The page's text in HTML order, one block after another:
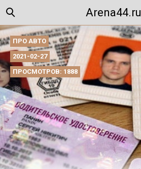
Arena44.ru
ПРО АВТО
2021-02-27
ПРОСМОТРОВ: 1888